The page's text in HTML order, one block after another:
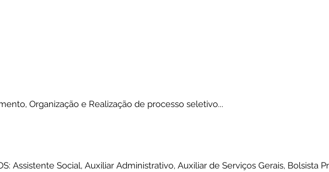
Organização e Realização de processo seletivo...
Assistente Social, Auxiliar Administrativo, Auxiliar de Serviços Gerais, Bolsista